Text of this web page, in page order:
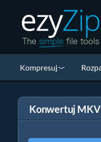
Kompresuj
Konwertuj MKV